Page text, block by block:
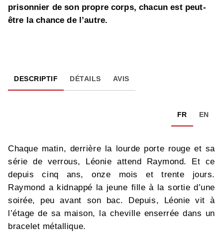
prisonnier de son propre corps, chacun est peut-
être la chance de l’autre.
DESCRIPTIF DÉTAILS AVIS
FR EN
Chaque matin, derrière la lourde porte rouge et sa
série de verrous, Léonie attend Raymond. Et ce
depuis cinq ans, onze mois et trente jours.
Raymond a kidnappé la jeune fille à la sortie d’une
soirée, peu avant son bac. Depuis, Léonie vit à
l’étage de sa maison, la cheville enserrée dans un
bracelet métallique.